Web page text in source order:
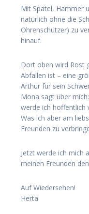
Mit Spatel, Hammer
natürlich ohne die
Ohrenschützer) zu
hinauf.
Dort oben wird Rost
Abfallen ist – eine
Arthur für sein
Mona sagt über
werde ich hoffentlich
Was ich aber am
Freunden zu
Jetzt werde ich mich
meinen Freunden
Auf Wiedersehen!
Herta